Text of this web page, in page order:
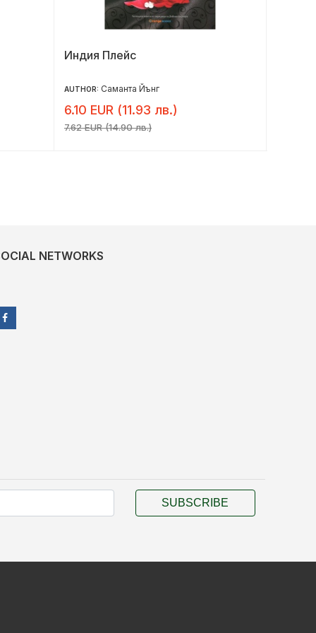
Индия Плейс
AUTHOR: Саманта Йънг
6.10 EUR (11.93 лв.)
7.62 EUR (14.90 лв.)
NETWORKS
SUBSCRIBE